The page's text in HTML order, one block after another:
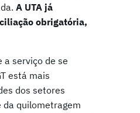
A UTA já
obrigatória,
a serviço de se
está mais
dos setores
da quilometragem